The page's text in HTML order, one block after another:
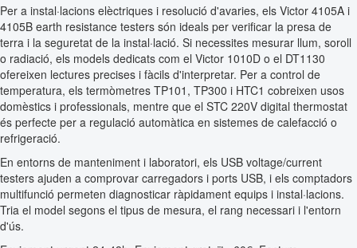
Per a instal·lacions elèctriques i resolució d'avaries, els Victor 4105A i
4105B earth resistance testers són ideals per verificar la presa de
terra i la seguretat de la instal·lació. Si necessites mesurar llum, soroll
o radiació, els models dedicats com el Victor 1010D o el DT1130
ofereixen lectures precises i fàcils d'interpretar. Per a control de
temperatura, els termòmetres TP101, TP300 i HTC1 cobreixen usos
domèstics i professionals, mentre que el STC 220V digital thermostat
és perfecte per a regulació automàtica en sistemes de calefacció o
refrigeració.
En entorns de manteniment i laboratori, els USB voltage/current
testers ajuden a comprovar carregadors i ports USB, i els comptadors
multifunció permeten diagnosticar ràpidament equips i instal·lacions.
Tria el model segons el tipus de mesura, el rang necessari i l'entorn
d'ús.